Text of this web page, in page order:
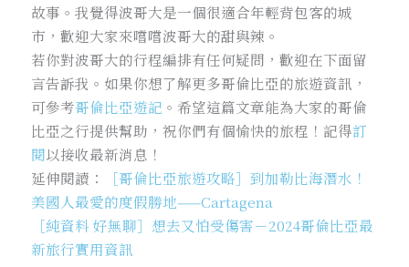
故事。我覺得波哥大是一個很適合年輕背包客的城
市，歡迎大家來嚐嚐波哥大的甜與辣。
若你對波哥大的行程編排有任何疑問，歡迎在下面留
言告訴我。如果你想了解更多哥倫比亞的旅遊資訊，
可參考哥倫比亞遊記 。希望這篇文章能為大家的哥倫
比亞之行提供幫助，祝你們有個愉快的旅程！記得訂
閱以接收最新消息！
延伸閱讀：
［哥倫比亞旅遊攻略］到加勒比海潛水！
美國人最愛的度假勝地——Cartagena
［純資料 好無聊］想去又怕受傷害－2024哥倫比亞最
新旅行實用資訊